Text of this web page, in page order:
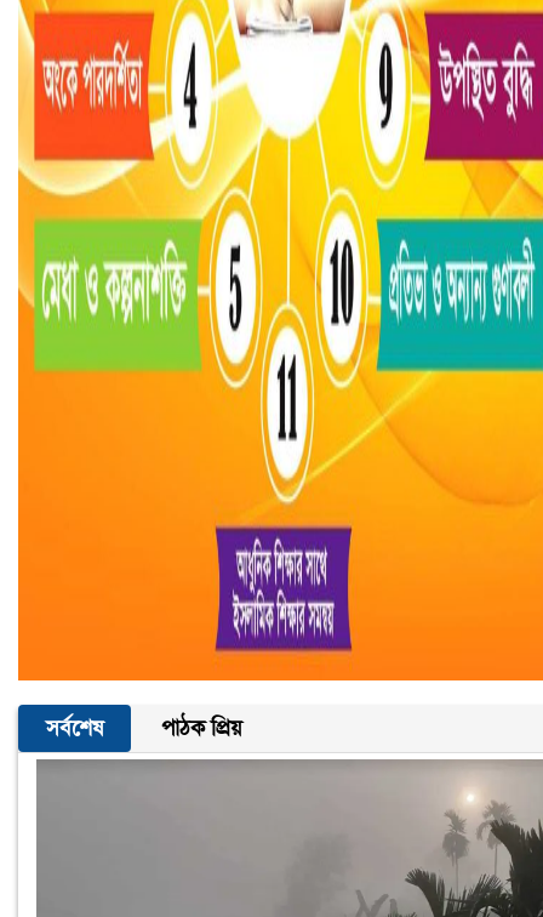
সর্বশেষ পাঠক প্রিয়